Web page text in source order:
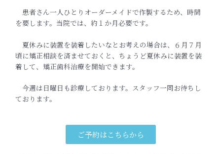
患者さん一人ひとりオーダーメイドで作製するため、時間
を要します。当院では、約１か月必要です。
夏休みに装置を装着したいなとお考えの場合は、６月７月
頃に矯正相談を済ませておくと、ちょうど夏休みに装置を装
着して、矯正歯科治療を開始できます。
今週は日曜日も診療しております。スタッフ一同お待ちし
ております。
ご予約はこちらから